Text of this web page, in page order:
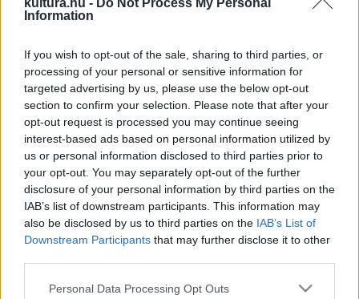
kultura.hu - Do Not Process My Personal
Information
If you wish to opt-out of the sale, sharing to third parties, or
processing of your personal or sensitive information for
targeted advertising by us, please use the below opt-out
section to confirm your selection. Please note that after your
opt-out request is processed you may continue seeing
interest-based ads based on personal information utilized by
us or personal information disclosed to third parties prior to
your opt-out. You may separately opt-out of the further
disclosure of your personal information by third parties on the
IAB’s list of downstream participants. This information may
also be disclosed by us to third parties on the IAB’s List of
Downstream Participants that may further disclose it to other
Please note that this website/app uses one or more Google
Personal Data Processing Opt Outs
számára a felkelő nap minden reggel újabb reményt,
festményével a magyarok felé is – közölte.
Az alkotás középpontjában Irán és egyben Yazd város egyik
nevezetességében, a Jame mecsetben – amely az
UNESCO Világörökség része – található napszimbólum
feldolgozása látható, körülötte a sivatagi táj múló éjszakai
sötétje, csillagai. A koncepció része, hogy a homlokzat
keleti, délkeleti fekvésű, így a falfestményt a délelőtti
órákban éri napsütés.
Az alkotás körülbelül három hét alatt készült el tavaly